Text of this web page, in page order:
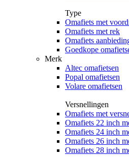
Type
Omafiets met
Omafiets met rek
Omafiets
Goedkope
Merk
Altec omafietsen
Popal omafietsen
Volare omafietsen
Versnellingen
Omafiets met
Omafiets 22 inch
Omafiets 24 inch
Omafiets 26 inch
Omafiets 28 inch